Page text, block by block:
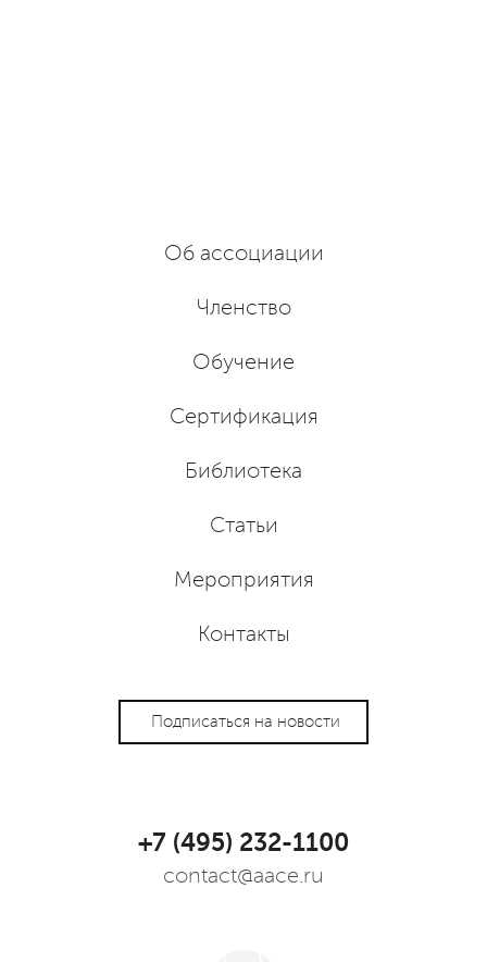
Об ассоциации
Членство
Обучение
Сертификация
Библиотека
Статьи
Мероприятия
Контакты
Подписаться на новости
+7 (495) 232-1100
contact@aace.ru